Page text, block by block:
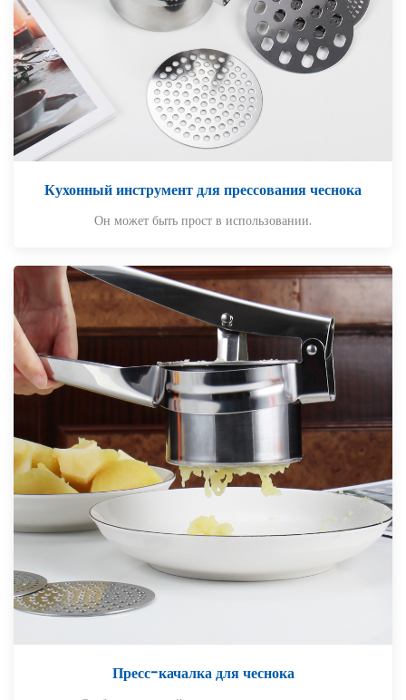
Кухонный инструмент для прессования чеснока
Он может быть прост в использовании.
Пресс-качалка для чеснока